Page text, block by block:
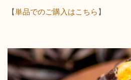
【単品でのご購入はこちら 】